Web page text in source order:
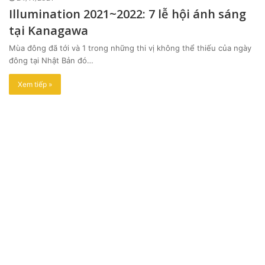
Illumination 2021~2022: 7 lễ hội ánh sáng
tại Kanagawa
Mùa đông đã tới và 1 trong những thi vị không thể thiếu của ngày
đông tại Nhật Bản đó…
Xem tiếp »